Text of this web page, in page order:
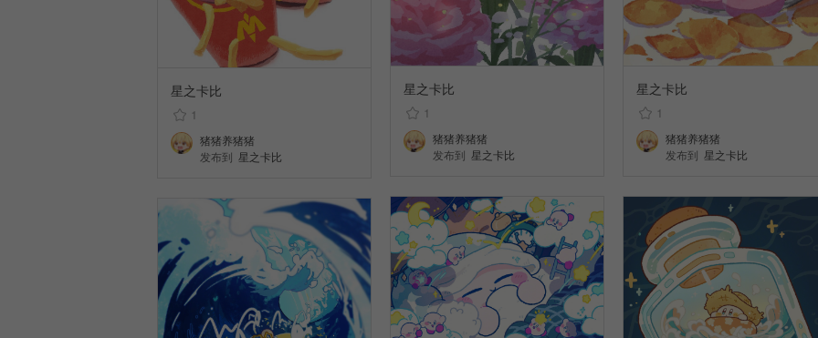
星之卡比
1
猪猪养猪猪
发布到 星之卡比
星之卡比
1
猪猪养猪猪
发布到 星之卡比
星之卡比
1
猪猪养猪猪
发布到 星之卡比